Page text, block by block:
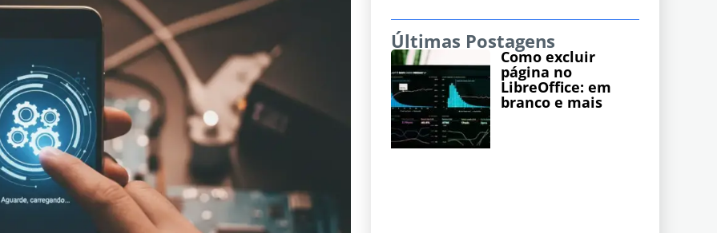
Últimas Postagens
Como excluir
página no
LibreOffice: em
branco e mais